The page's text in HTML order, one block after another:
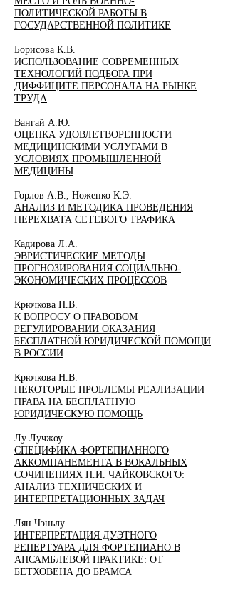
ПОЛИТИЧЕСКОЙ РАБОТЫ В
ГОСУДАРСТВЕННОЙ ПОЛИТИКЕ
Борисова К.В.
ИСПОЛЬЗОВАНИЕ СОВРЕМЕННЫХ
ТЕХНОЛОГИЙ ПОДБОРА ПРИ
ДИФФИЦИТЕ ПЕРСОНАЛА НА РЫНКЕ
ТРУДА
Вангай А.Ю.
ОЦЕНКА УДОВЛЕТВОРЕННОСТИ
МЕДИЦИНСКИМИ УСЛУГАМИ В
УСЛОВИЯХ ПРОМЫШЛЕННОЙ
МЕДИЦИНЫ
Горлов А.В., Ноженко К.Э.
АНАЛИЗ И МЕТОДИКА ПРОВЕДЕНИЯ
ПЕРЕХВАТА СЕТЕВОГО ТРАФИКА
Кадирова Л.А.
ЭВРИСТИЧЕСКИЕ МЕТОДЫ
ПРОГНОЗИРОВАНИЯ СОЦИАЛЬНО-
ЭКОНОМИЧЕСКИХ ПРОЦЕССОВ
Крючкова Н.В.
К ВОПРОСУ О ПРАВОВОМ
РЕГУЛИРОВАНИИ ОКАЗАНИЯ
БЕСПЛАТНОЙ ЮРИДИЧЕСКОЙ ПОМОЩИ
В РОССИИ
Крючкова Н.В.
НЕКОТОРЫЕ ПРОБЛЕМЫ РЕАЛИЗАЦИИ
ПРАВА НА БЕСПЛАТНУЮ
ЮРИДИЧЕСКУЮ ПОМОЩЬ
Лу Лучжоу
СПЕЦИФИКА ФОРТЕПИАННОГО
АККОМПАНЕМЕНТА В ВОКАЛЬНЫХ
СОЧИНЕНИЯХ П.И. ЧАЙКОВСКОГО:
АНАЛИЗ ТЕХНИЧЕСКИХ И
ИНТЕРПРЕТАЦИОННЫХ ЗАДАЧ
Лян Чэньлу
ИНТЕРПРЕТАЦИЯ ДУЭТНОГО
РЕПЕРТУАРА ДЛЯ ФОРТЕПИАНО В
АНСАМБЛЕВОЙ ПРАКТИКЕ: ОТ
БЕТХОВЕНА ДО БРАМСА